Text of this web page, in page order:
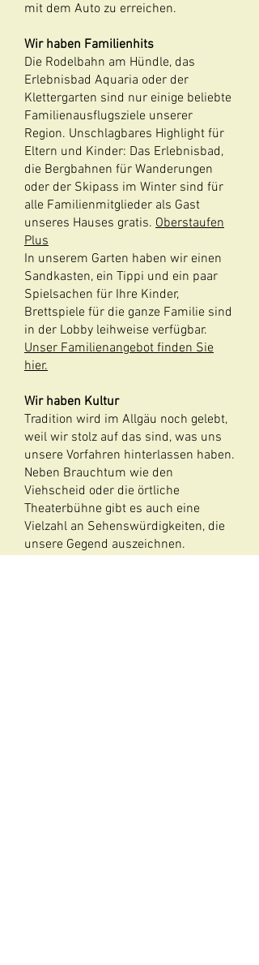
mit dem Auto zu erreichen.
Wir haben Familienhits
Die Rodelbahn am Hündle, das
Erlebnisbad Aquaria oder der
Klettergarten sind nur einige beliebte
Familienausflugsziele unserer
Region. Unschlagbares Highlight für
Eltern und Kinder: Das Erlebnisbad,
die Bergbahnen für Wanderungen
oder der Skipass im Winter sind für
alle Familienmitglieder als Gast
unseres Hauses gratis. Oberstaufen
Plus
In unserem Garten haben wir einen
Sandkasten, ein Tippi und ein paar
Spielsachen für Ihre Kinder,
Brettspiele für die ganze Familie sind
in der Lobby leihweise verfügbar.
Unser Familienangebot finden Sie
hier.
Wir haben Kultur
Tradition wird im Allgäu noch gelebt,
weil wir stolz auf das sind, was uns
unsere Vorfahren hinterlassen haben.
Neben Brauchtum wie den
Viehscheid oder die örtliche
Theaterbühne gibt es auch eine
Vielzahl an Sehenswürdigkeiten, die
unsere Gegend auszeichnen.